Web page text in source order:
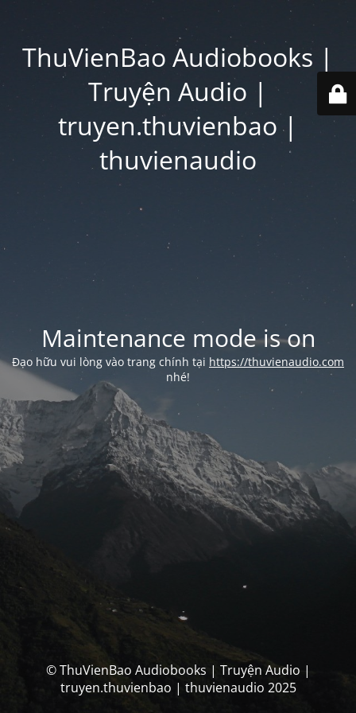
ThuVienBao Audiobooks |
Truyện Audio |
truyen.thuvienbao |
thuvienaudio
Maintenance mode is on
Đạo hữu vui lòng vào trang chính tại https://thuvienaudio.com
nhé!
© ThuVienBao Audiobooks | Truyện Audio |
truyen.thuvienbao | thuvienaudio 2025